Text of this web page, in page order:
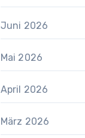
Juni 2026
Mai 2026
April 2026
März 2026